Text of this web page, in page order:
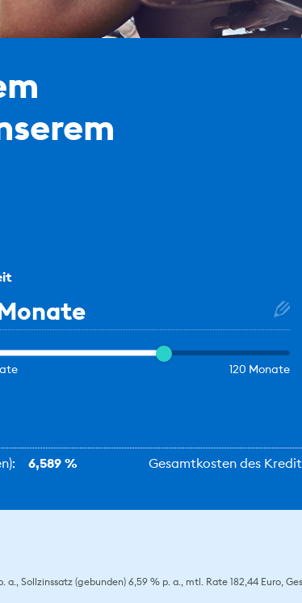
120 Monate
6,589 % Gesamtkosten des
Sollzinssatz (gebunden) 6,59 % p. a., mtl. Rate 182,44 Euro,